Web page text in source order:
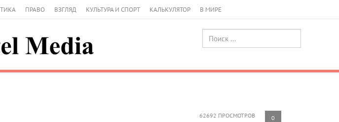
ПРАВО ВЗГЛЯД КУЛЬТУРА И СПОРТ КАЛЬКУЛЯТОР В МИРЕ
62692 ПРОСМОТРОВ 0